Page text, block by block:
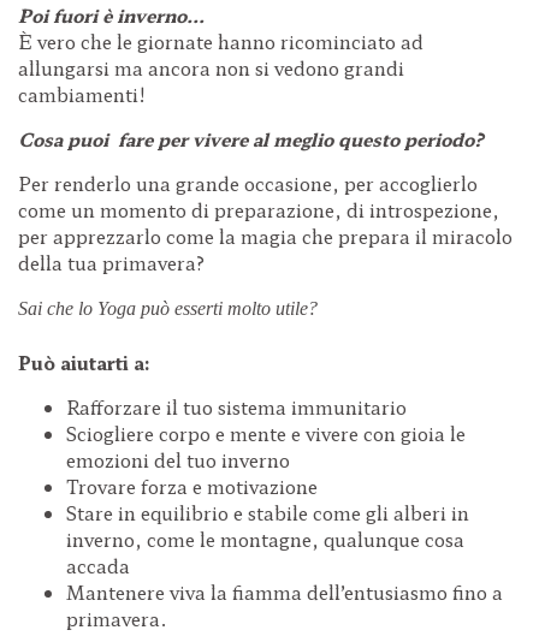
Poi fuori è inverno…
È vero che le giornate hanno ricominciato ad
allungarsi ma ancora non si vedono grandi
cambiamenti!
Cosa puoi fare per vivere al meglio questo periodo?
Per renderlo una grande occasione, per accoglierlo
come un momento di preparazione, di introspezione,
per apprezzarlo come la magia che prepara il miracolo
della tua primavera?
Sai che lo Yoga può esserti molto utile?
Può aiutarti a:
Rafforzare il tuo sistema immunitario
Sciogliere corpo e mente e vivere con gioia le
emozioni del tuo inverno
Trovare forza e motivazione
Stare in equilibrio e stabile come gli alberi in
inverno, come le montagne, qualunque cosa
accada
Mantenere viva la fiamma dell’entusiasmo fino a
primavera.